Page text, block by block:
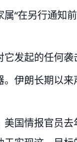
“在另行通知
发起的任何袭
伊朗长期以
国情报官员